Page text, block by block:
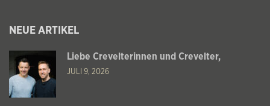
NEUE ARTIKEL
Liebe Crevelterinnen und Crevelter,
JULI 9, 2026